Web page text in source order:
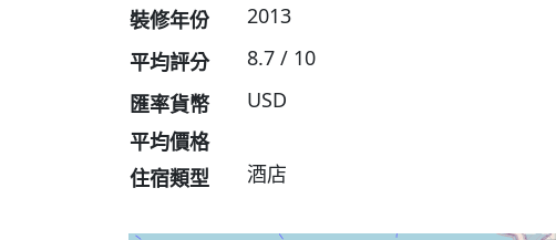
裝修年份
2013
平均評分
8.7 / 10
匯率貨幣
USD
平均價格
住宿類型
酒店